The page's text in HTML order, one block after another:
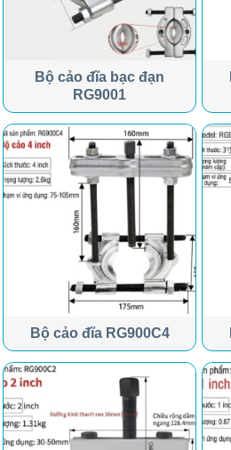
Bộ cảo đĩa bạc đạn
RG9001
Bộ cảo đĩa RG900C4